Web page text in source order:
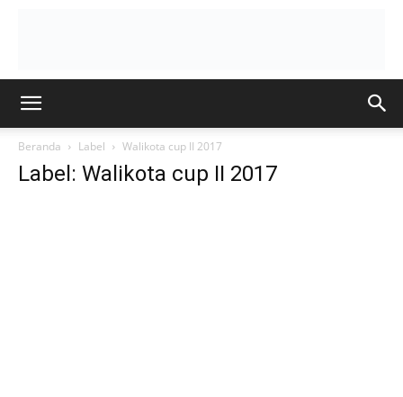
Beranda Label Walikota cup II 2017
Label: Walikota cup II 2017